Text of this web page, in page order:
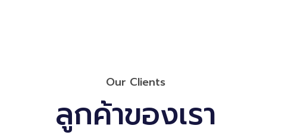
Our Clients
ลูกค้าของเรา